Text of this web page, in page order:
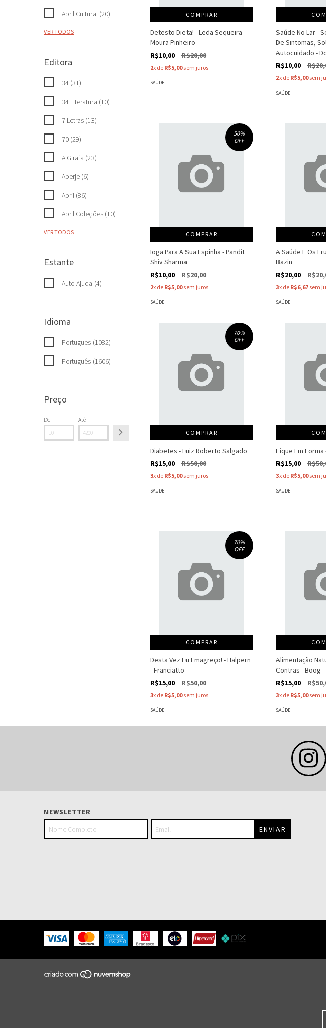
Abril Cultural (20)
VER TODOS
Editora
34 (31)
34 Literatura (10)
7 Letras (13)
70 (29)
A Girafa (23)
Aberje (6)
Abril (86)
Abril Coleções (10)
VER TODOS
Estante
Auto Ajuda (4)
Idioma
Portugues (1082)
Português (1606)
Preço
De Até
COMPRAR
Detesto Dieta! - Leda Sequeira
Moura Pinheiro
R$10,00
R$20,00
2x de R$5,00sem juros
SAÚDE
Saúde No Lar -
De Sintomas,
Autocuidado -
R$10,00
2x de R$5,00sem
SAÚDE
50%
OFF
COMPRAR
Ioga Para A Sua Espinha - Pandit
Shiv Sharma
R$10,00
R$20,00
2x de R$5,00sem juros
SAÚDE
A Saúde E Os
Bazin
R$20,00
3x de R$6,67sem
SAÚDE
70%
OFF
COMPRAR
Diabetes - Luiz Roberto Salgado
R$15,00
R$50,00
3x de R$5,00sem juros
SAÚDE
Fique Em
R$15,00
3x de R$5,00sem
SAÚDE
70%
OFF
COMPRAR
Desta Vez Eu Emagreço! - Halpern
- Franciatto
R$15,00
R$50,00
3x de R$5,00sem juros
SAÚDE
Alimentação
Contras - Boog
R$15,00
3x de R$5,00sem
SAÚDE
NEWSLETTER